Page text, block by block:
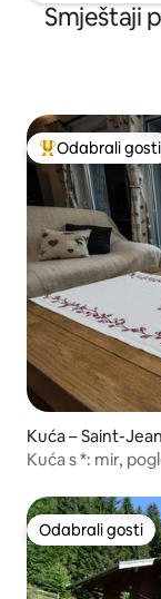
Smještaji
Među najviše
Odabrali gosti
Kuća – Saint-
Kuća s *: mir,
Odabrali gosti
Odabrali gosti